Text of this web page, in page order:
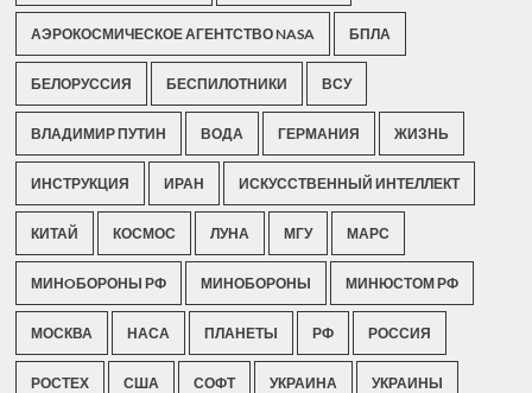
АЭРОКОСМИЧЕСКОЕ АГЕНТСТВО NASA БПЛА
БЕЛОРУССИЯ БЕСПИЛОТНИКИ ВСУ
ВЛАДИМИР ПУТИН ВОДА ГЕРМАНИЯ ЖИЗНЬ
ИНСТРУКЦИЯ ИРАН ИСКУССТВЕННЫЙ ИНТЕЛЛЕКТ
КИТАЙ КОСМОС ЛУНА МГУ МАРС
МИНOБОРОНЫ РФ МИНОБОРОНЫ МИНЮСТОМ РФ
МОСКВА НАСА ПЛАНЕТЫ РФ РОССИЯ
РОСТЕХ США СОФТ УКРАИНА УКРАИНЫ